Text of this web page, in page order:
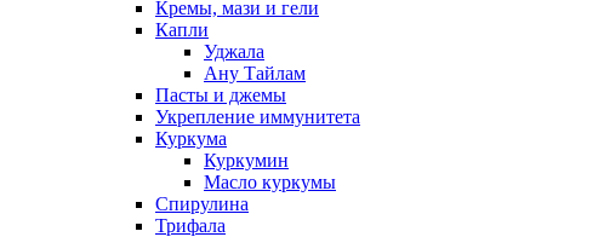
Кремы, мази и гели
Капли
Уджала
Ану Тайлам
Пасты и джемы
Укрепление иммунитета
Куркума
Куркумин
Масло куркумы
Спирулина
Трифала